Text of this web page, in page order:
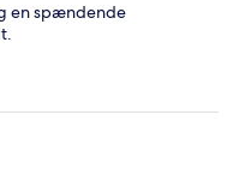
en spændende